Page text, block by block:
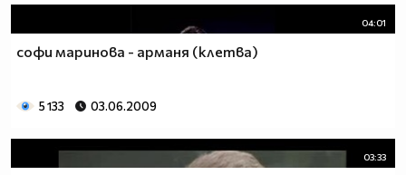
04:01
софи маринова - арманя (клетва)
5 133 03.06.2009
03:33